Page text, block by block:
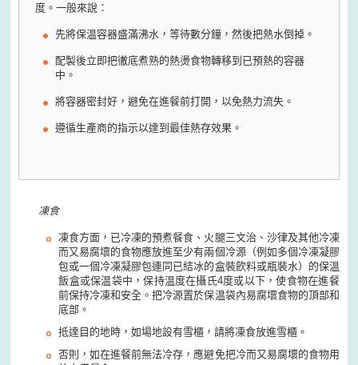
度。一般來說：
先將保温容器盛滿沸水，等待數分鐘，然後把熱水倒掉。
配製後立即把徹底煮熟的熱燙食物轉移到已預熱的容器
中。
將容器密封好，避免在進餐前打開，以免熱力流失。
遵循生產商的指示以達到最佳熱存效果。
凍食
凍食方面，已冷凍的預煮餐食、火腿三文治、沙律及其他冷凍
而又易腐壞的食物應放進至少有兩個冷源（例如多個冷凍凝膠
包或一個冷凍凝膠包連同已結冰的盒裝飮料或瓶裝水）的保温
飯盒或保温袋中，保持温度在攝氏4度或以下，使食物在進餐
前保持冷凍和安全。把冷源置於保温袋內易腐壞食物的頂部和
底部。
抵達目的地時，如場地設有雪櫃，請將凍食放進雪櫃。
否則，如在進餐前無法冷存，應避免把冷而又易腐壞的食物用